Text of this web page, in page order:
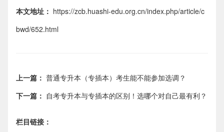
本文地址： https://zcb.huashi-edu.org.cn/index.php/article/c
bwd/652.html
上一篇： 普通专升本（专插本）考生能不能参加选调？
下一篇： 自考专升本与专插本的区别！选哪个对自己最有利？
栏目链接：